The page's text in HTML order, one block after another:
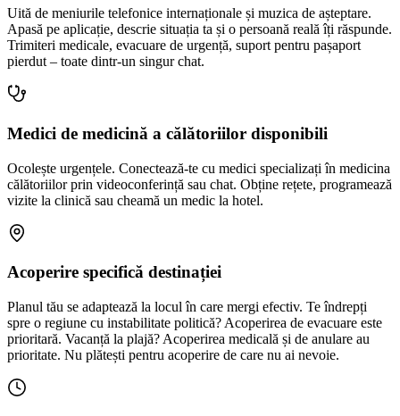
Uită de meniurile telefonice internaționale și muzica de așteptare.
Apasă pe aplicație, descrie situația ta și o persoană reală îți răspunde.
Trimiteri medicale, evacuare de urgență, suport pentru pașaport
pierdut – toate dintr-un singur chat.
Medici de medicină a călătoriilor disponibili
Ocolește urgențele. Conectează-te cu medici specializați în medicina
călătoriilor prin videoconferință sau chat. Obține rețete, programează
vizite la clinică sau cheamă un medic la hotel.
Acoperire specifică destinației
Planul tău se adaptează la locul în care mergi efectiv. Te îndrepți
spre o regiune cu instabilitate politică? Acoperirea de evacuare este
prioritară. Vacanță la plajă? Acoperirea medicală și de anulare au
prioritate. Nu plătești pentru acoperire de care nu ai nevoie.